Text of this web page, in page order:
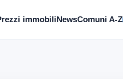
immobiliNewsComuni A-Z